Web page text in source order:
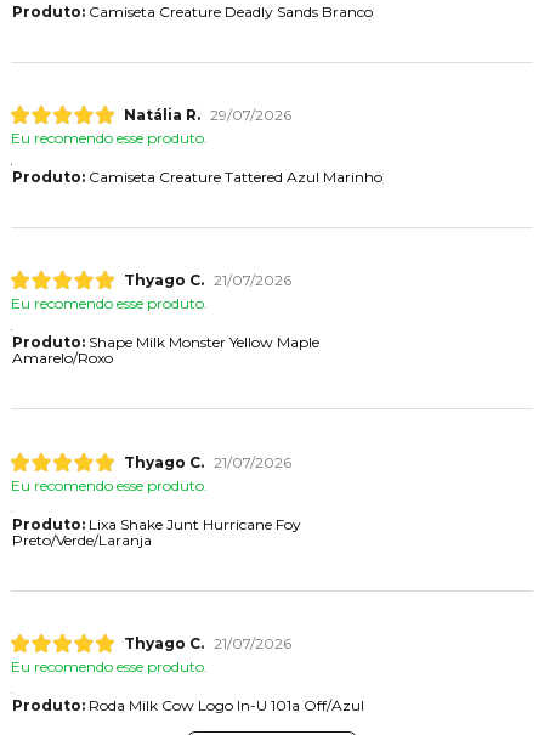
Produto:Camiseta Creature Deadly Sands Branco
Natália R. 29/07/2026
Eu recomendo esse produto.
Produto:Camiseta Creature Tattered Azul Marinho
Thyago C. 21/07/2026
Eu recomendo esse produto.
Produto:Shape Milk Monster Yellow Maple
Amarelo/Roxo
Thyago C. 21/07/2026
Eu recomendo esse produto.
Produto:Lixa Shake Junt Hurricane Foy
Preto/Verde/Laranja
Thyago C. 21/07/2026
Eu recomendo esse produto.
Produto:Roda Milk Cow Logo In-U 101a Off/Azul